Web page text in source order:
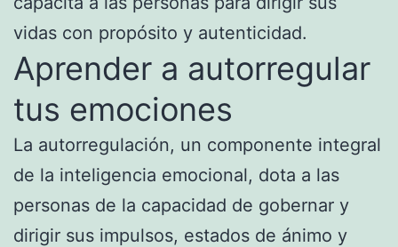
vidas con propósito y autenticidad.
Aprender a autorregular
tus emociones
La autorregulación, un componente integral
de la inteligencia emocional, dota a las
personas de la capacidad de gobernar y
dirigir sus impulsos, estados de ánimo y